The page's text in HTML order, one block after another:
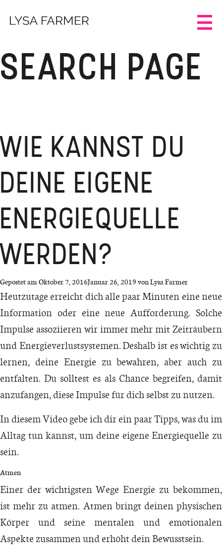
SEARCH PAGE
WIE KANNST DU
DEINE EIGENE
ENERGIEQUELLE
WERDEN?
Gepostet amOktober 7, 2016Januar 26, 2019 vonLysa Farmer
Heutzutage erreicht dich alle paar Minuten eine neue
Information oder eine neue Aufforderung. Solche
Impulse assoziieren wir immer mehr mit Zeiträubern
und Energieverlustsystemen. Deshalb ist es wichtig zu
lernen, deine Energie zu bewahren, aber auch zu
entfalten. Du solltest es als Chance begreifen, damit
anzufangen, diese Impulse für dich selbst zu nutzen.
In diesem Video gebe ich dir ein paar Tipps, was du im
Alltag tun kannst, um deine eigene Energiequelle zu
sein.
Atmen
Einer der wichtigsten Wege Energie zu bekommen,
ist mehr zu atmen. Atmen bringt deinen physischen
Körper und seine mentalen und emotionalen
Aspekte zusammen und erhöht dein Bewusstsein.